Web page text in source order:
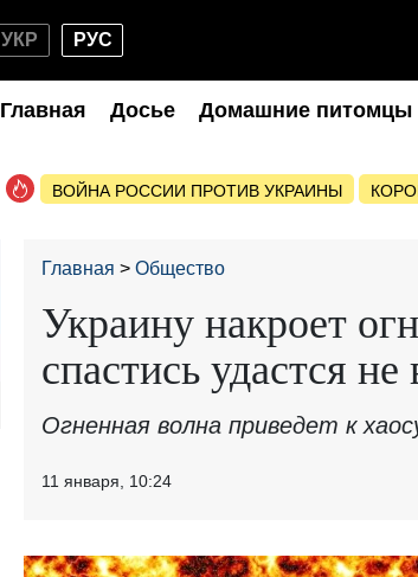
УКР РУС
Главная Досье Домашние питомцы
ВОЙНА РОССИИ ПРОТИВ УКРАИНЫ
Главная Общество
Украину накроет
спастись удастся не
Огненная волна приведет к
11 января, 10:24